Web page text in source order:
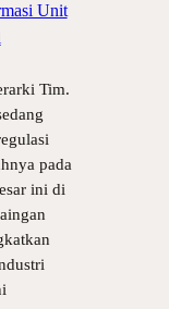
Unit
Tim.
pada
ini di